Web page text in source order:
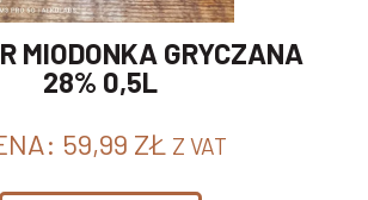
MIODONKA GRYCZANA
28% 0,5L
59,99 ZŁ Z VAT